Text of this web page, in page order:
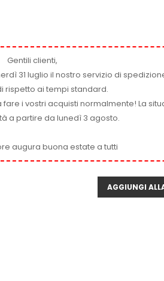
Gentili clienti,
31 luglio il nostro servizio di
rispetto ai tempi standard.
i vostri acquisti normalmente! La
a partire da lunedì 3 agosto.
augura buona estate a tutti
AGGIUNGI